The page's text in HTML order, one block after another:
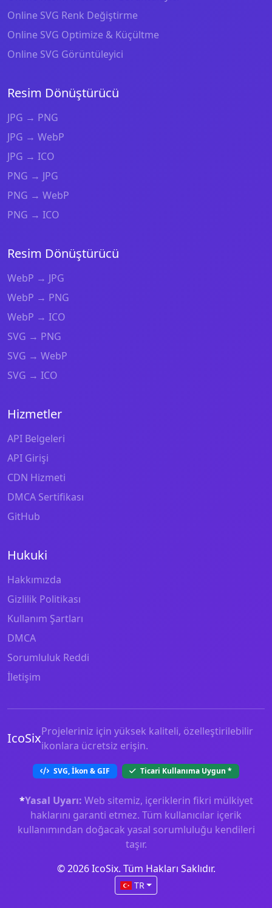
Online SVG Renk Değiştirme
Online SVG Optimize & Küçültme
Online SVG Görüntüleyici
Resim Dönüştürücü
JPG → PNG
JPG → WebP
JPG → ICO
PNG → JPG
PNG → WebP
PNG → ICO
Resim Dönüştürücü
WebP → JPG
WebP → PNG
WebP → ICO
SVG → PNG
SVG → WebP
SVG → ICO
Hizmetler
API Belgeleri
API Girişi
CDN Hizmeti
DMCA Sertifikası
GitHub
Hukuki
Hakkımızda
Gizlilik Politikası
Kullanım Şartları
DMCA
Sorumluluk Reddi
İletişim
IcoSixProjeleriniz için yüksek kaliteli, özelleştirilebilir
ikonlara ücretsiz erişin.
SVG, İkon & GIF Ticari Kullanıma Uygun *
*Yasal Uyarı: Web sitemiz, içeriklerin fikri mülkiyet
haklarını garanti etmez. Tüm kullanıcılar içerik
kullanımından doğacak yasal sorumluluğu kendileri
taşır.
© 2026 IcoSix. Tüm Hakları Saklıdır.
TR